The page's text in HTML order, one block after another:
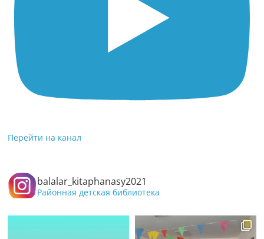
Перейти на канал
balalar_kitaphanasy2021
Районная детская библиотека